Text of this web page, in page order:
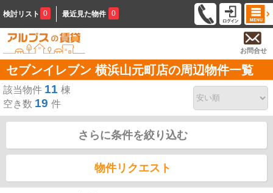
検討リスト 0 最近見た物件 0
お問合せ
セブンイレブン 横浜山元町店の周辺物件一覧
該当物件 11 棟
空き数 19 件
さらに条件を絞り込む
物件リクエスト